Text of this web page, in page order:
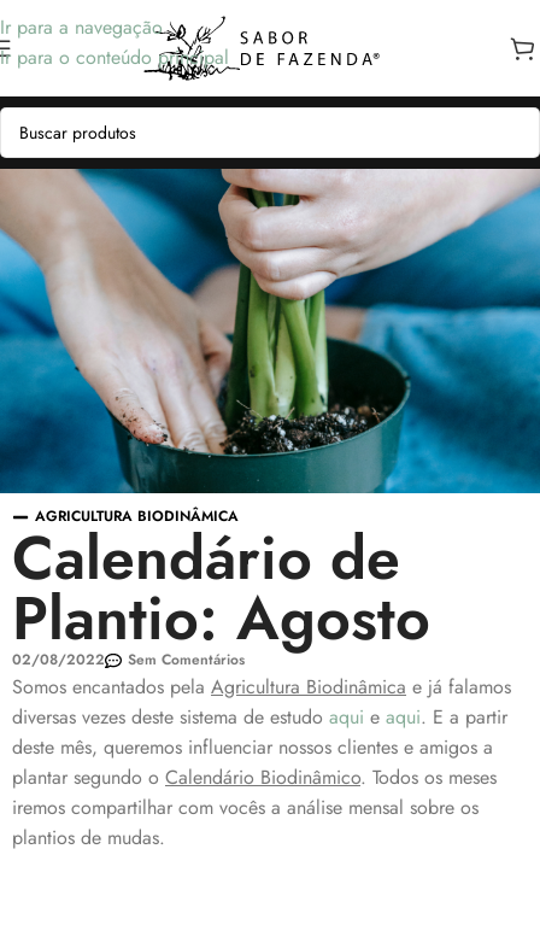
Ir para a navegação
Ir para o conteúdo principal
AGRICULTURA BIODINÂMICA
Calendário de
Plantio: Agosto
02/08/2022 Sem Comentários
Somos encantados pela Agricultura Biodinâmica e já falamos
diversas vezes deste sistema de estudo aqui e aqui. E a partir
deste mês, queremos influenciar nossos clientes e amigos a
plantar segundo o Calendário Biodinâmico. Todos os meses
iremos compartilhar com vocês a análise mensal sobre os
plantios de mudas.